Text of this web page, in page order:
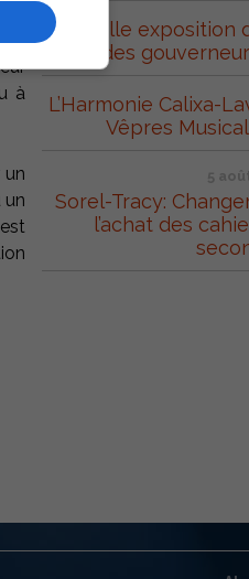
à
un
un
Nouvelle exposition
des
L’Harmonie Calixa-
Vêpres
5
Sorel-Tracy:
l’achat des